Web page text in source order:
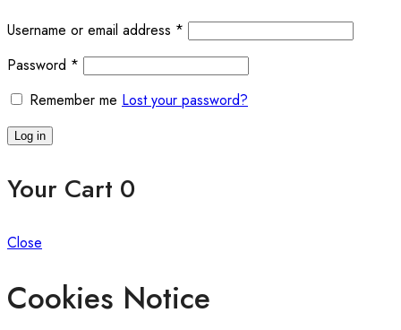
Username or email address * Required
Password * Required
Remember me Lost your password?
Log in
Your Cart 0
Close
Cookies Notice